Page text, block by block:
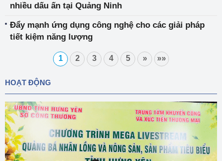
nhiều dấu ấn tại Quảng Ninh
Đẩy mạnh ứng dụng công nghệ cho các giải pháp
tiết kiệm năng lượng
1 2 3 4 5 » »»
HOẠT ĐỘNG